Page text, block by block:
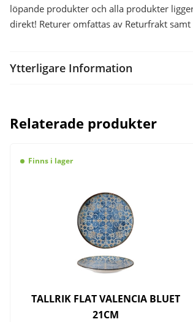
löpande produkter och alla produkter
direkt! Returer omfattas av Returfrakt samt
Ytterligare Information
Relaterade produkter
Finns i lager
TALLRIK FLAT VALENCIA BLUET
21CM